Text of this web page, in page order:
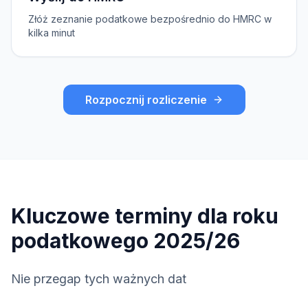
Złóż zeznanie podatkowe bezpośrednio do HMRC w
kilka minut
Rozpocznij rozliczenie
Kluczowe terminy dla roku
podatkowego 2025/26
Nie przegap tych ważnych dat